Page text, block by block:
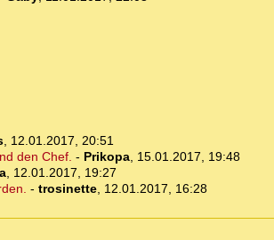
, 12.01.2017, 20:51
den Chef. - Prikopa, 15.01.2017, 19:48
, 12.01.2017, 19:27
- trosinette, 12.01.2017, 16:28